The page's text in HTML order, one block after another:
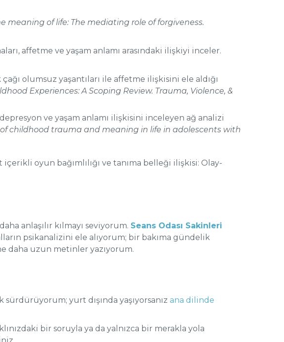
of life: The mediating role of forgiveness.
affetme ve yaşam anlamı arasındaki ilişkiyi inceler.
çağı olumsuz yaşantıları ile affetme ilişkisini ele aldığı
Experiences: A Scoping Review. Trauma, Violence, &
ve yaşam anlamı ilişkisini inceleyen ağ analizi
childhood trauma and meaning in life in adolescents with
içerikli oyun bağımlılığı ve tanıma belleği ilişkisi: Olay-
anlaşılır kılmayı seviyorum. Seans Odası Sakinleri
psikanalizini ele alıyorum; bir bakıma gündelik
daha uzun metinler yazıyorum.
yurt dışında yaşıyorsanız ana dilinde
bir soruyla ya da yalnızca bir merakla yola